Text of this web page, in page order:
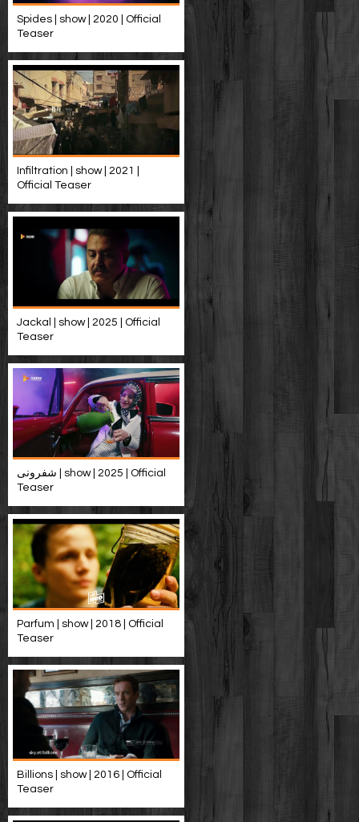
Spides | show | 2020 | Official
Teaser
Infiltration | show | 2021 |
Official Teaser
Jackal | show | 2025 | Official
Teaser
شفرونی | show | 2025 | Official
Teaser
Parfum | show | 2018 | Official
Teaser
Billions | show | 2016 | Official
Teaser